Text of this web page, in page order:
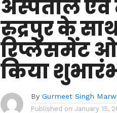
अस्पताल एवं
रुद्रपुर के
रिप्लेसमेंट
किया
By Gurmeet Singh
Published on January 15,